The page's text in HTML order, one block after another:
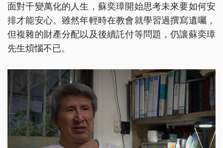
面對千變萬化的人生，蘇奕璋開始思考未來要如何安
排才能安心。雖然年輕時在教會就學習過撰寫遺囑，
但複雜的財產分配以及後續託付等問題，仍讓蘇奕璋
先生煩惱不已。